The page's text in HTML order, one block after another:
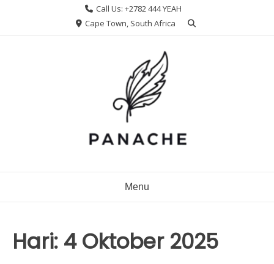
Call Us: +2782 444 YEAH
Cape Town, South Africa
Menu
Hari: 4 Oktober 2025